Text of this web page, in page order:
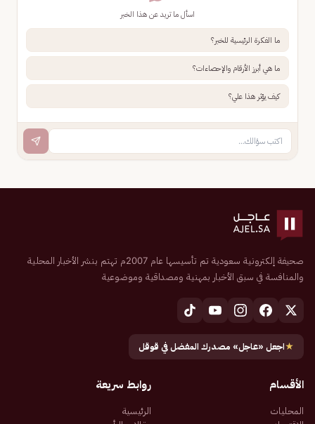
اسأل ما تريد عن هذا الخبر
ما الفكرة الرئيسية للخبر؟
ما هي أبرز الأرقام والإحصاءات؟
كيف يؤثر هذا علي؟
صحيفة إلكترونية سعودية تم تأسيسها عام 2007م تهتم بنشر الأخبار المحلية
والمنافسة في سبق الأخبار بمهنية ومصداقية وموضوعية
★اجعل «عاجل» مصدرك المفضل في قوقل
الأقسام
المحليات
روابط سريعة
الرئيسية